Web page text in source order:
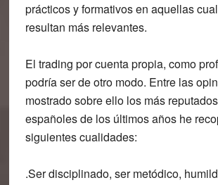
prácticos y formativos en aquellas
resultan más relevantes.
El trading por cuenta propia, como
podría ser de otro modo. Entre las
mostrado sobre ello los más
españoles de los últimos años he
siguientes cualidades:
.Ser disciplinado, ser metódico,